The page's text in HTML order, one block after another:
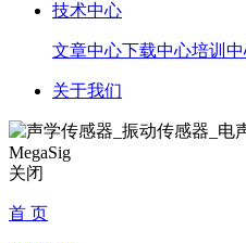
技术中心
文章中心下载中心培训
关于我们
关闭
首 页